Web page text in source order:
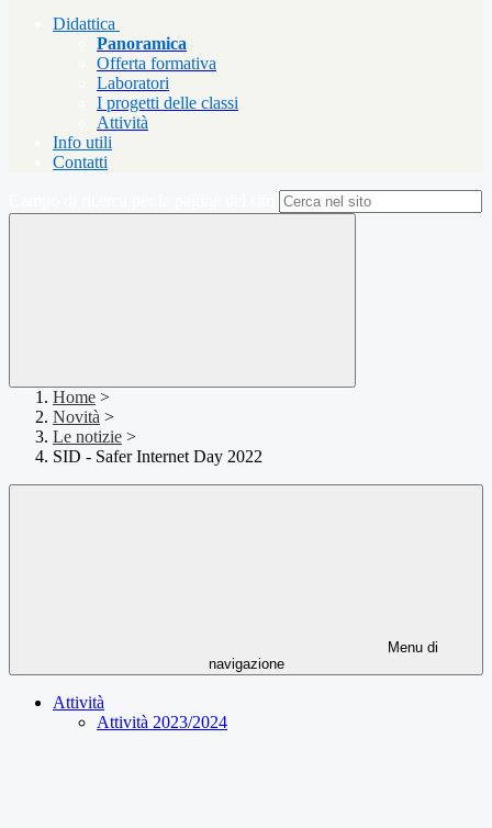
Didattica
Panoramica
Offerta formativa
Laboratori
I progetti delle classi
Attività
Info utili
Contatti
Home >
Novità >
Le notizie >
SID - Safer Internet Day 2022
Menu di
navigazione
Attività
Attività 2023/2024